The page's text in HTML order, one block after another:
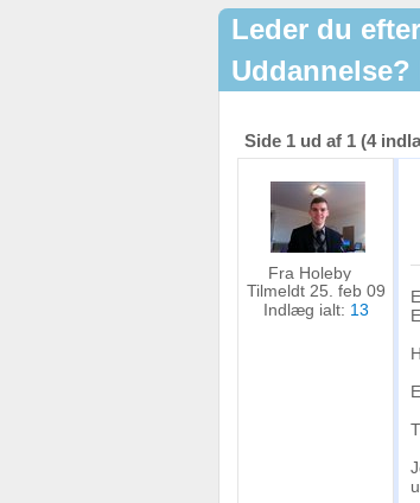
Leder du
Side 1 ud af 1 (4
Fra Holeby
Tilmeldt 25. feb 09
Indlæg ialt: 13